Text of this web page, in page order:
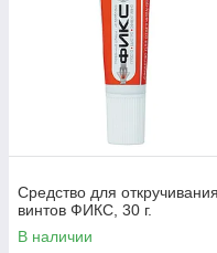
Средство для откручивания
винтов ФИКС, 30 г.
В наличии